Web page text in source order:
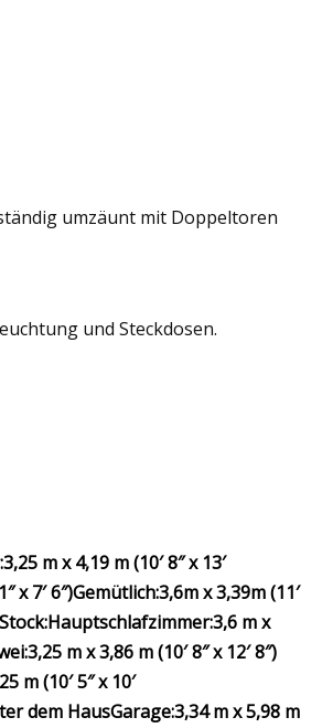
umzäunt mit Doppeltoren
und Steckdosen.
3,25 m x 4,19 m (10′ 8″ x 13′
x 7′ 6″)Gemütlich:3,6m x 3,39m (11′
Hauptschlafzimmer:3,6 m x
3,25 m x 3,86 m (10′ 8″ x 12′ 8″)
m (10′ 5″ x 10′
dem HausGarage:3,34 m x 5,98 m